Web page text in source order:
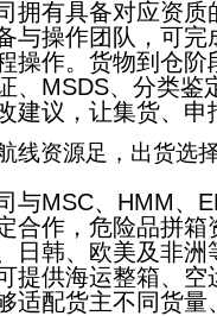
拥有具备对应资
与操作团队，可
操作。货物到仓
、MSDS、分类鉴
建议，让集货、
线资源足，出货选
与MSC、HMM、
合作，危险品拼
日韩、欧美及非
提供海运整箱、
适配货主不同货